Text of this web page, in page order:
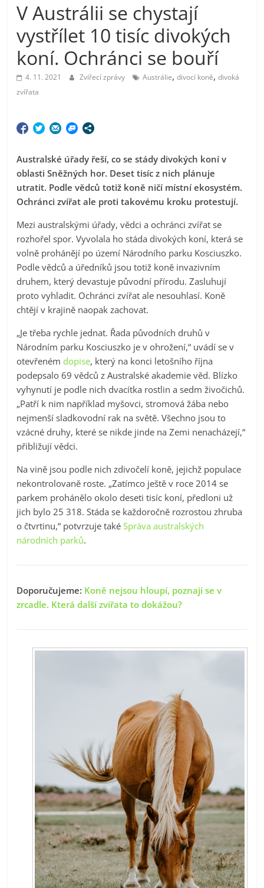
V Austrálii se chystají
vystřílet 10 tisíc divokých
koní. Ochránci se bouří
4. 11. 2021 Zvířecí zprávy Austrálie,divocí koně,divoká
zvířata
Australské úřady řeší, co se stády divokých koní v
oblasti Sněžných hor. Deset tisíc z nich plánuje
utratit. Podle vědců totiž koně ničí místní ekosystém.
Ochránci zvířat ale proti takovému kroku protestují.
Mezi australskými úřady, vědci a ochránci zvířat se
rozhořel spor. Vyvolala ho stáda divokých koní, která se
volně prohánějí po území Národního parku Kosciuszko.
Podle vědců a úředníků jsou totiž koně invazivním
druhem, který devastuje původní přírodu. Zasluhují
proto vyhladit. Ochránci zvířat ale nesouhlasí. Koně
chtějí v krajině naopak zachovat.
„Je třeba rychle jednat. Řada původních druhů v
Národním parku Kosciuszko je v ohrožení,“ uvádí se v
otevřeném dopise, který na konci letošního října
podepsalo 69 vědců z Australské akademie věd. Blízko
vyhynutí je podle nich dvacítka rostlin a sedm živočichů.
„Patří k nim například myšovci, stromová žába nebo
nejmenší sladkovodní rak na světě. Všechno jsou to
vzácné druhy, které se nikde jinde na Zemi nenacházejí,“
přibližují vědci.
Na vině jsou podle nich zdivočelí koně, jejichž populace
nekontrolovaně roste. „Zatímco ještě v roce 2014 se
parkem prohánělo okolo deseti tisíc koní, předloni už
jich bylo 25 318. Stáda se každoročně rozrostou zhruba
o čtvrtinu,“ potvrzuje takéSpráva australských
národních parků.
Doporučujeme: Koně nejsou hloupí, poznají se v
zrcadle. Která další zvířata to dokážou?